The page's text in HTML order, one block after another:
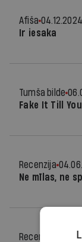
Afiša
Ir iesaka
Tumša bilde
Fake It Till
Recenzija
Ne mīlas, ne
Recenzija